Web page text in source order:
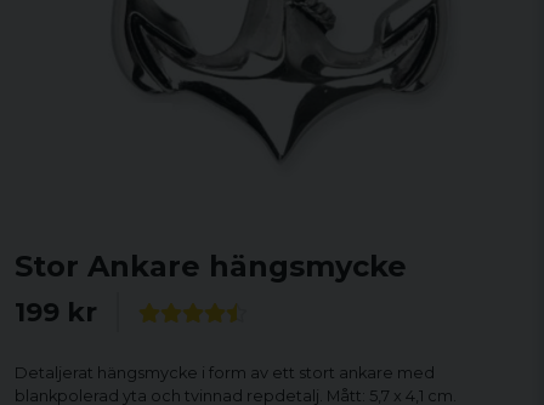
Stor Ankare hängsmycke
199 kr
Detaljerat hängsmycke i form av ett stort ankare med
blankpolerad yta och tvinnad repdetalj. Mått: 5,7 x 4,1 cm.